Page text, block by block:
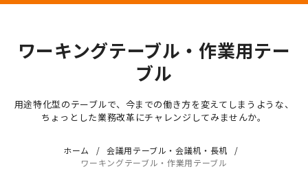
ワーキングテーブル・作業用テー
ブル
用途特化型のテーブルで、今までの働き方を変えてしまうような、
ちょっとした業務改革にチャレンジしてみませんか。
ホーム
会議用テーブル・会議机・長机
ワーキングテーブル・作業用テーブル